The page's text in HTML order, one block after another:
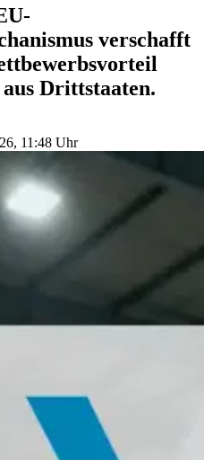
verschafft
Drittstaaten.
11:48 Uhr